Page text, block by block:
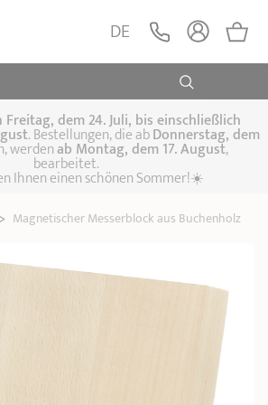
DE
Sauteusen Crêpepfannen
Schmortöpfe,
Fleischtöpfe Suppentöpfe
Grillplatten
Teekannen
Freitag, dem 24. Juli, bis einschließlich
. Bestellungen, die abDonnerstag, dem
werdenab Montag, dem 17. August,
bearbeitet.
Ihnen einen schönen Sommer!☀️
> Magnetischer Messerblock aus Buchenholz
69,90 € LEGEN